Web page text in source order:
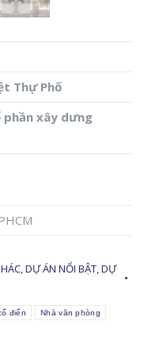
Thự Phố
phần xây dưng
DỰ ÁN NỔI BẬT DỰ
điển Nhà văn phòng